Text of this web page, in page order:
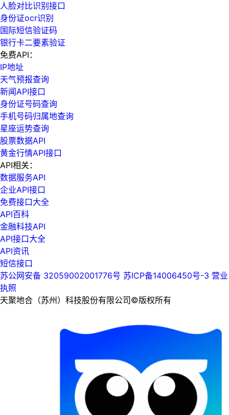
人脸对比识别接口
身份证ocr识别
国际短信验证码
银行卡二要素验证
免费API：
IP地址
天气预报查询
新闻API接口
身份证号码查询
手机号码归属地查询
星座运势查询
股票数据API
黄金行情API接口
API相关：
数据服务API
企业API接口
免费接口大全
API百科
金融科技API
API接口大全
API资讯
短信接口
苏公网安备 32059002001776号 苏ICP备14006450号-3 营业
执照
天聚地合（苏州）科技股份有限公司©版权所有